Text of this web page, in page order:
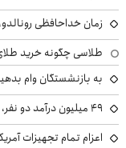
زمان خداحافظی
طلاسی چگونه خرید
به بازنشستگان وام
49 میلیون درآمد دو نفر، 43 میلیون اجاره
اعزام تمام تجهیزات